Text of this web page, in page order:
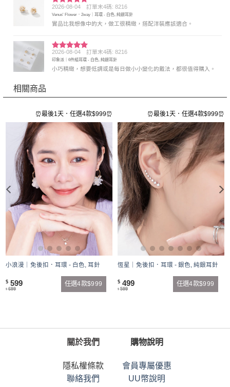
評分5 滿
分 5
2026-08-04 訂單末4碼: 8216
Venus' Flower．2way｜耳環 - 白色, 純銀耳針
實品比我想像中的大，做工很精緻，搭配洋裝應該適合。
評分5 滿
分 5
2026-08-04 訂單末4碼: 8216
印象派｜6件組耳環 - 白色, 純銀耳針
小巧精緻，想要低調或是每日做小小變化的戴法，都很值得購入。
相關商品
⏰最後1天．任選4款$999⏰
小浪漫｜免後扣．耳環 - 白色, 耳針
$ 599
$ 699
任選4款$999
⏰最後1天．任選4款$999⏰
恆星｜免後扣．耳環 - 銀色, 純銀耳針
$ 499
$ 599
任選4款$999
關於我們
隱私權條款
聯絡我們
購物說明
會員專屬優惠
UU幣說明